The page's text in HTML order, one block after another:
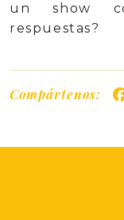
un show
respuestas?
Compártenos: